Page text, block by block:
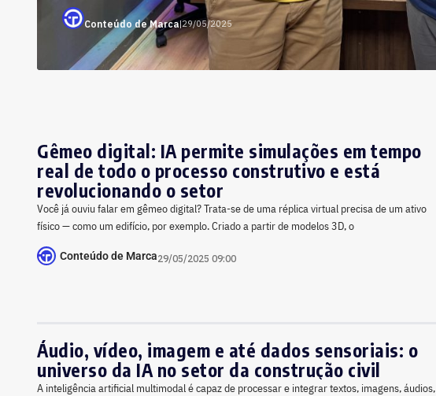
Conteúdo de Marca|29/05/2025
Gêmeo digital: IA permite simulações em tempo
real de todo o processo construtivo e está
revolucionando o setor
Você já ouviu falar em gêmeo digital? Trata-se de uma réplica virtual precisa de um ativo
físico — como um edifício, por exemplo. Criado a partir de modelos 3D, o
Conteúdo de Marca29/05/2025 09:00
Áudio, vídeo, imagem e até dados sensoriais: o
universo da IA no setor da construção civil
A inteligência artificial multimodal é capaz de processar e integrar textos, imagens, áudios,